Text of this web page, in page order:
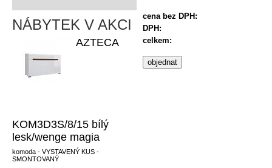
NÁBYTEK V AKCI
AZTECA
KOM3D3S/8/15 bílý
lesk/wenge magia
komoda - VYSTAVENÝ KUS -
SMONTOVANÝ
cena bez DPH:
DPH:
celkem: